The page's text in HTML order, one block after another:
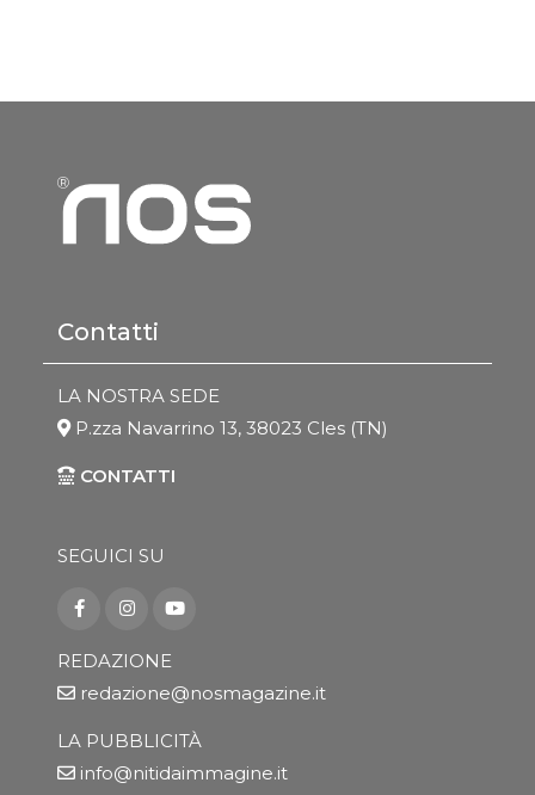
Contatti
LA NOSTRA SEDE
P.zza Navarrino 13, 38023 Cles (TN)
CONTATTI
SEGUICI SU
REDAZIONE
redazione@nosmagazine.it
LA PUBBLICITÀ
info@nitidaimmagine.it